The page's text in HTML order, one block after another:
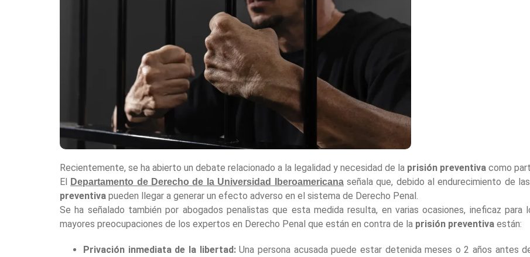
Recientemente, se ha abierto un debate relacionado a la legalidad y necesidad de la prisión preventiva como
El Departamento de Derecho de la Universidad Iberoamericanaseñala que, debido al endurecimiento de
preventiva pueden llegar a generar un efecto adverso en el sistema de Derecho Penal.
Se ha señalado también por abogados penalistas que esta medida resulta, en varias ocasiones, ineficaz
mayores preocupaciones de los expertos en Derecho Penal que están en contra de la prisión preventiva están:
Privación inmediata de la libertad:Una persona acusada puede estar detenida meses o 2 años antes